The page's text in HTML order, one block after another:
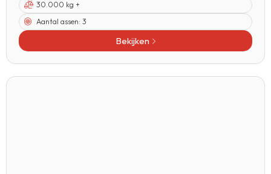
30.000 kg +
Aantal assen: 3
Bekijken